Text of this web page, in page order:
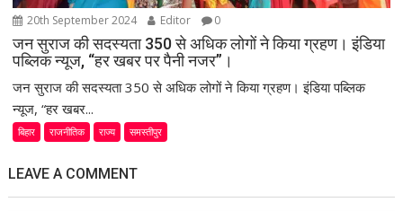
20th September 2024 Editor 0
जन सुराज की सदस्यता 350 से अधिक लोगों ने किया ग्रहण। इंडिया
पब्लिक न्यूज, “हर खबर पर पैनी नजर”।
जन सुराज की सदस्यता 350 से अधिक लोगों ने किया ग्रहण। इंडिया पब्लिक
न्यूज, “हर खबर...
बिहार राजनीतिक राज्य समस्तीपुर
LEAVE A COMMENT